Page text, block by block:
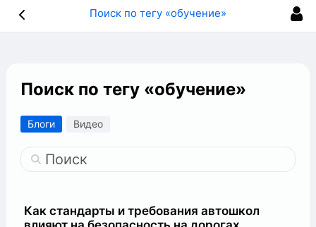
Поиск по тегу «обучение»
Поиск по тегу «обучение»
Блоги Видео
Поиск
Как стандарты и требования автошкол